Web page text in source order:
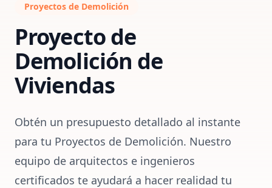
Proyectos de Demolición
Proyecto de
Demolición de
Viviendas
Obtén un presupuesto detallado al instante
para tu Proyectos de Demolición. Nuestro
equipo de arquitectos e ingenieros
certificados te ayudará a hacer realidad tu